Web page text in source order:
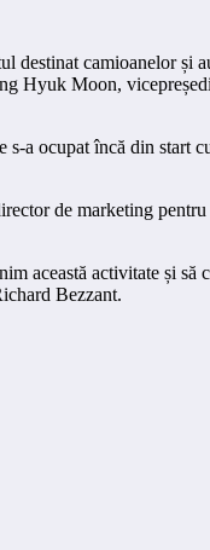
destinat camioanelor și
Hyuk Moon,
a ocupat încă din start
de marketing
această activitate și să
Bezzant.